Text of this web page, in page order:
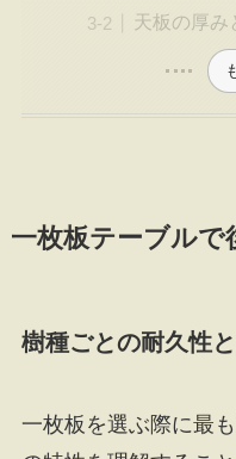
天板の厚み
一枚板テーブル
樹種ごとの耐久性
一枚板を選ぶ際に最